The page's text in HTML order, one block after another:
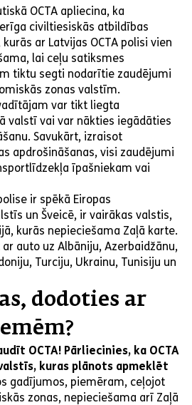
OCTA apliecina, ka
civiltiesiskās atbildības
ar Latvijas OCTA polisi vien
lai ceļu satiksmes
tiktu segti nodarītie zaudējumi
zonas valstīm.
var tikt liegta
valstī vai var nākties iegādāties
Savukārt, izraisot
apdrošināšanas, visi zaudējumi
īpašniekam vai
ir spēkā Eiropas
un Šveicē, ir vairākas valstis,
kurās nepieciešama Zaļā karte.
auto uz Albāniju, Azerbaidžānu,
Turciju, Ukrainu, Tunisiju un
dodoties ar
OCTA! Pārliecinies, ka OCTA
kuras plānots apmeklēt
gadījumos, piemēram, ceļojot
zonas, nepieciešama arī Zaļā